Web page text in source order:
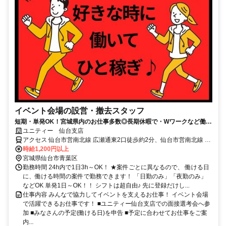
イベント会場の設営・撤去スタッフ
短期・単発OK！宮城県内のお仕事多数◎長期休暇で・Wワークなど働き
方は自分次第！賢く働いてプライベートも充実！
ユニティー 仙台支店
アクセス 仙台市営南北線 広瀬通東2口徒歩約2分、仙台市営南北線 仙
台〔仙台市営〕北6口徒歩約3分、ＪＲ仙石線 あおば通エレベータ出
入口徒歩約5分
時給1,200円以上
宮城県仙台市青葉区
勤務時間 24h内で1日3h～OK！ ★案件ごとに異なるので、 働ける日
に、働ける時間の案件で勤務できます！ 「日勤のみ」「夜勤のみ」
などOK 単発1日～OK！！ シフトは超自由♪ 先に登録だけし...
仕事内容 みんなで協力してイベントを支えるお仕事！ イベント会場
で活躍できるお仕事です！ ■ユニティー仙台支店での面接選考会へ参
加 ■みなさんの予定(働ける日)を申告 ■予定に合わせてお仕事をご案
内...